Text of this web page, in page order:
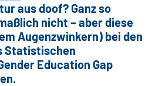
aus doof? Ganz so
nicht – aber diese
Augenzwinkern) bei den
Statistischen
Education Gap